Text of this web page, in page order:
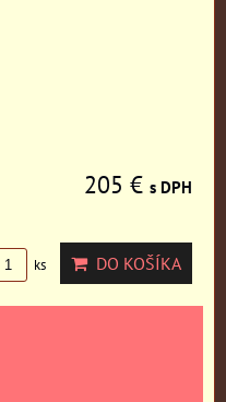
205 € s DPH
ks DO KOŠÍKA